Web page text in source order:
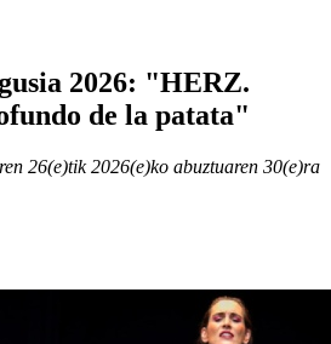
2026: "HERZ.
de la patata"
26(e)tik 2026(e)ko abuztuaren 30(e)ra